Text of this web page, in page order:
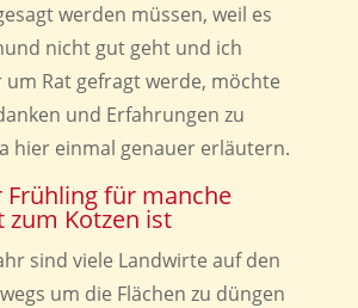
werden müssen, weil es
nicht gut geht und ich
Rat gefragt werde, möchte
und Erfahrungen zu
hier einmal genauer erläutern.
für manche
zum Kotzen ist
sind viele Landwirte auf den
um die Flächen zu düngen